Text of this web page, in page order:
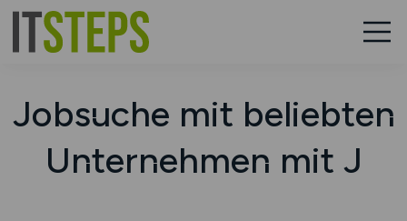
Jobsuche mit beliebten
Unternehmen mit J